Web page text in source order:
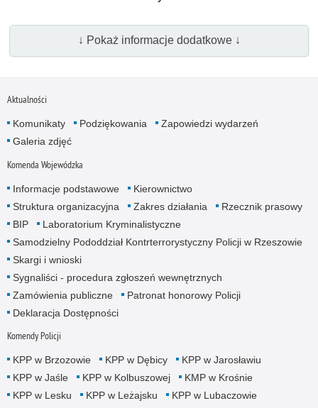
↓ Pokaż informacje dodatkowe ↓
Aktualności
Komunikaty Podziękowania
Zapowiedzi wydarzeń
Galeria zdjęć
Komenda Wojewódzka
Informacje podstawowe
Kierownictwo
Struktura organizacyjna
Zakres działania
Rzecznik prasowy
BIP
Laboratorium Kryminalistyczne
Samodzielny Pododdział Kontrterrorystyczny Policji w Rzeszowie
Skargi i wnioski
Sygnaliści - procedura zgłoszeń wewnętrznych
Zamówienia publiczne
Patronat honorowy Policji
Deklaracja Dostępności
Komendy Policji
KPP w Brzozowie KPP w Dębicy
KPP w Jarosławiu
KPP w Jaśle
KPP w Kolbuszowej
KMP w Krośnie
KPP w Lesku
KPP w Leżajsku
KPP w Lubaczowie